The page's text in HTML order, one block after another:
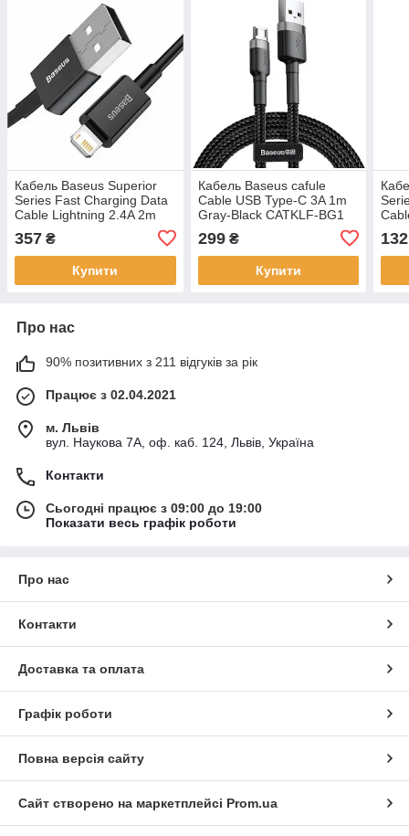
Кабель Baseus Superior
Series Fast Charging Data
Cable Lightning 2.4A 2m
357 ₴
Купити
Кабель Baseus cafule
Cable USB Type-C 3A 1m
Gray-Black CATKLF-BG1
299₴
Купити
132
Про нас
90% позитивних з 211 відгуків за рік
Працює з 02.04.2021
м. Львів
вул. Наукова 7А, оф. каб. 124, Львів, Україна
Контакти
Сьогодні працює з 09:00 до 19:00
Показати весь графік роботи
Про нас
Контакти
Доставка та оплата
Графік роботи
Повна версія сайту
Сайт створено на маркетплейсі Prom.ua